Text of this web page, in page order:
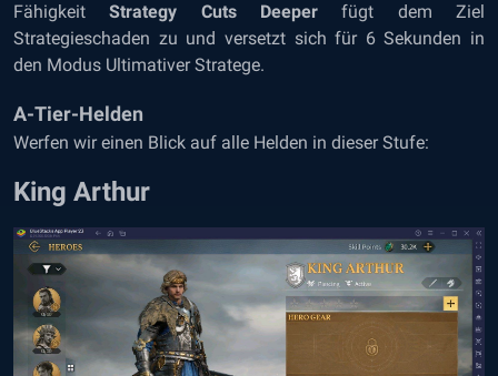
FähigkeitStrategy Cuts Deeper fügt dem Ziel
Strategieschaden zu und versetzt sich für 6 Sekunden in
den Modus Ultimativer Stratege.
A-Tier-Helden
Werfen wir einen Blick auf alle Helden in dieser Stufe:
King Arthur